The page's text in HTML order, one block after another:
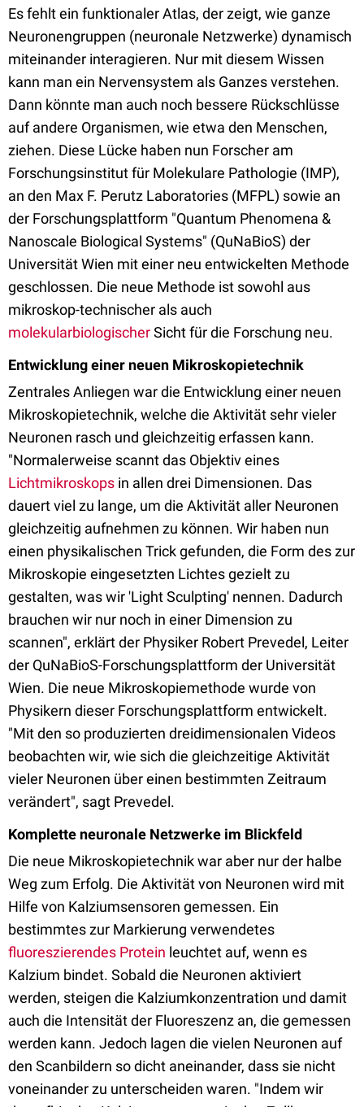
Es fehlt ein funktionaler Atlas, der zeigt, wie ganze
Neuronengruppen (neuronale Netzwerke) dynamisch
miteinander interagieren. Nur mit diesem Wissen
kann man ein Nervensystem als Ganzes verstehen.
Dann könnte man auch noch bessere Rückschlüsse
auf andere Organismen, wie etwa den Menschen,
ziehen. Diese Lücke haben nun Forscher am
Forschungsinstitut für Molekulare Pathologie (IMP),
an den Max F. Perutz Laboratories (MFPL) sowie an
der Forschungsplattform "Quantum Phenomena &
Nanoscale Biological Systems" (QuNaBioS) der
Universität Wien mit einer neu entwickelten Methode
geschlossen. Die neue Methode ist sowohl aus
mikroskop-technischer als auch
molekularbiologischerSicht für die Forschung neu.
Entwicklung einer neuen Mikroskopietechnik
Zentrales Anliegen war die Entwicklung einer neuen
Mikroskopietechnik, welche die Aktivität sehr vieler
Neuronen rasch und gleichzeitig erfassen kann.
"Normalerweise scannt das Objektiv eines
Lichtmikroskops in allen drei Dimensionen. Das
dauert viel zu lange, um die Aktivität aller Neuronen
gleichzeitig aufnehmen zu können. Wir haben nun
einen physikalischen Trick gefunden, die Form des zur
Mikroskopie eingesetzten Lichtes gezielt zu
gestalten, was wir 'Light Sculpting' nennen. Dadurch
brauchen wir nur noch in einer Dimension zu
scannen", erklärt der Physiker Robert Prevedel, Leiter
der QuNaBioS-Forschungsplattform der Universität
Wien. Die neue Mikroskopiemethode wurde von
Physikern dieser Forschungsplattform entwickelt.
"Mit den so produzierten dreidimensionalen Videos
beobachten wir, wie sich die gleichzeitige Aktivität
vieler Neuronen über einen bestimmten Zeitraum
verändert", sagt Prevedel.
Komplette neuronale Netzwerke im Blickfeld
Die neue Mikroskopietechnik war aber nur der halbe
Weg zum Erfolg. Die Aktivität von Neuronen wird mit
Hilfe von Kalziumsensoren gemessen. Ein
bestimmtes zur Markierung verwendetes
fluoreszierendes Protein leuchtet auf, wenn es
Kalzium bindet. Sobald die Neuronen aktiviert
werden, steigen die Kalziumkonzentration und damit
auch die Intensität der Fluoreszenz an, die gemessen
werden kann. Jedoch lagen die vielen Neuronen auf
den Scanbildern so dicht aneinander, dass sie nicht
voneinander zu unterscheiden waren. "Indem wir